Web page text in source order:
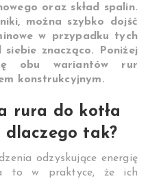
oraz skład spalin.
można szybko dojść
w przypadku tych
siebie znacząco. Poniżej
obu wariantów rur
konstrukcyjnym.
rura do kotła
dlaczego tak?
odzyskujące energię
to w praktyce, że ich